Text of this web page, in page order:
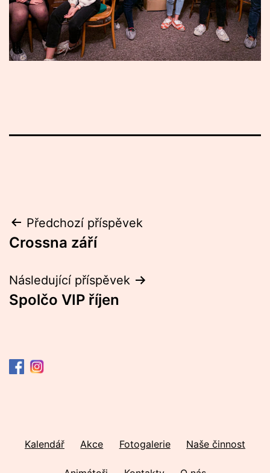
Navigace
pro
příspěvek
Předchozí příspěvek
Crossna září
Následující příspěvek
Spolčo VIP říjen
Kalendář Akce Fotogalerie Naše činnost